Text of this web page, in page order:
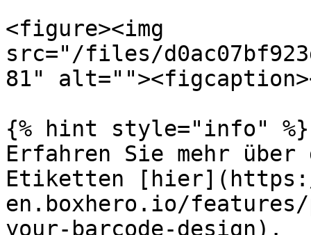
<figure><img
src="/files/
81"
{% hint style="info" %}
Erfahren Sie mehr über
Etiketten
en.boxhero.io/
your-barcode-design).